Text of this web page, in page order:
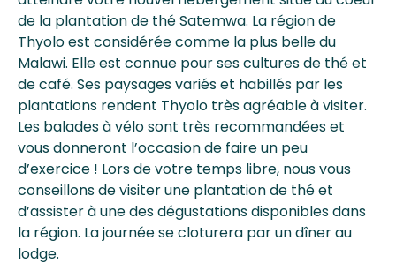
de la plantation de thé Satemwa. La région de
Thyolo est considérée comme la plus belle du
Malawi. Elle est connue pour ses cultures de thé et
de café. Ses paysages variés et habillés par les
plantations rendent Thyolo très agréable à visiter.
Les balades à vélo sont très recommandées et
vous donneront l’occasion de faire un peu
d’exercice ! Lors de votre temps libre, nous vous
conseillons de visiter une plantation de thé et
d’assister à une des dégustations disponibles dans
la région. La journée se cloturera par un dîner au
lodge.